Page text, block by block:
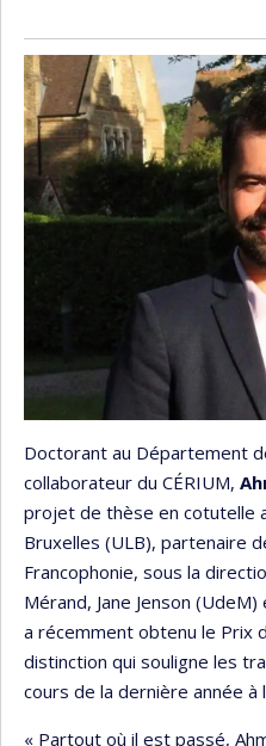
Doctorant au Département
collaborateur du CÉRIUM,
projet de thèse en cotutelle
Bruxelles (ULB), partenaire
Francophonie, sous la
Mérand, Jane Jenson
a récemment obtenu le Prix
distinction qui souligne les
cours de la dernière année à
« Partout où il est passé,